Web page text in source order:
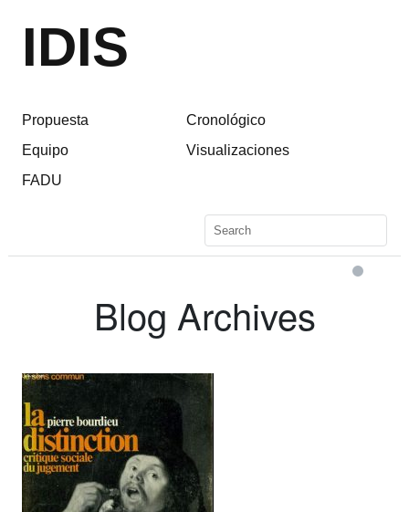
IDIS
Propuesta
Equipo
FADU
Cronológico
Visualizaciones
Blog Archives